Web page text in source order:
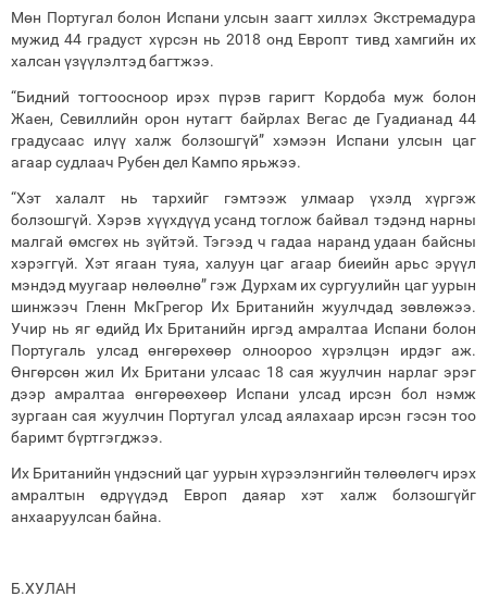
Мөн Португал болон Испани улсын заагт хиллэх Экстремадура
мужид 44 градуст хүрсэн нь 2018 онд Европт тивд хамгийн их
халсан үзүүлэлтэд багтжээ.
“Бидний тогтоосноор ирэх пүрэв гаригт Кордоба муж болон
Жаен, Севиллийн орон нутагт байрлах Вегас де Гуадианад 44
градусаас илүү халж болзошгүй” хэмээн Испани улсын цаг
агаар судлаач Рубен дел Кампо ярьжээ.
“Хэт халалт нь тархийг гэмтээж улмаар үхэлд хүргэж
болзошгүй. Хэрэв хүүхдүүд усанд тоглож байвал тэдэнд нарны
малгай өмсгөх нь зүйтэй. Тэгээд ч гадаа наранд удаан байсны
хэрэггүй. Хэт ягаан туяа, халуун цаг агаар биеийн арьс эрүүл
мэндэд муугаар нөлөөлнө” гэж Дурхам их сургуулийн цаг уурын
шинжээч Гленн МкГрегор Их Британийн жуулчдад зөвлөжээ.
Учир нь яг өдийд Их Британийн иргэд амралтаа Испани болон
Португаль улсад өнгөрөхөөр олноороо хүрэлцэн ирдэг аж.
Өнгөрсөн жил Их Британи улсаас 18 сая жуулчин нарлаг эрэг
дээр амралтаа өнгөрөөхөөр Испани улсад ирсэн бол нэмж
зургаан сая жуулчин Португал улсад аялахаар ирсэн гэсэн тоо
баримт бүртгэгджээ.
Их Британийн үндэсний цаг уурын хүрээлэнгийн төлөөлөгч ирэх
амралтын өдрүүдэд Европ даяар хэт халж болзошгүйг
анхааруулсан байна.
Б.ХУЛАН